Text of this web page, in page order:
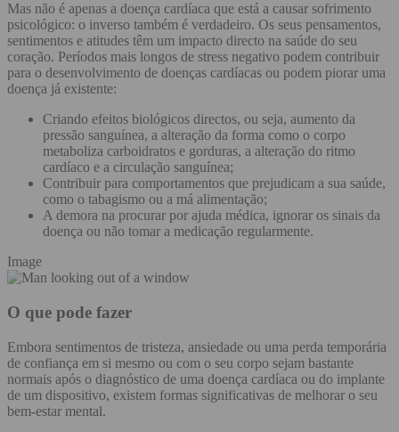
Mas não é apenas a doença cardíaca que está a causar sofrimento
psicológico: o inverso também é verdadeiro. Os seus pensamentos,
sentimentos e atitudes têm um impacto directo na saúde do seu
coração. Períodos mais longos de stress negativo podem contribuir
para o desenvolvimento de doenças cardíacas ou podem piorar uma
doença já existente:
Criando efeitos biológicos directos, ou seja, aumento da
pressão sanguínea, a alteração da forma como o corpo
metaboliza carboidratos e gorduras, a alteração do ritmo
cardíaco e a circulação sanguínea;
Contribuir para comportamentos que prejudicam a sua saúde,
como o tabagismo ou a má alimentação;
A demora na procurar por ajuda médica, ignorar os sinais da
doença ou não tomar a medicação regularmente.
Image
O que pode fazer
Embora sentimentos de tristeza, ansiedade ou uma perda temporária
de confiança em si mesmo ou com o seu corpo sejam bastante
normais após o diagnóstico de uma doença cardíaca ou do implante
de um dispositivo, existem formas significativas de melhorar o seu
bem-estar mental.